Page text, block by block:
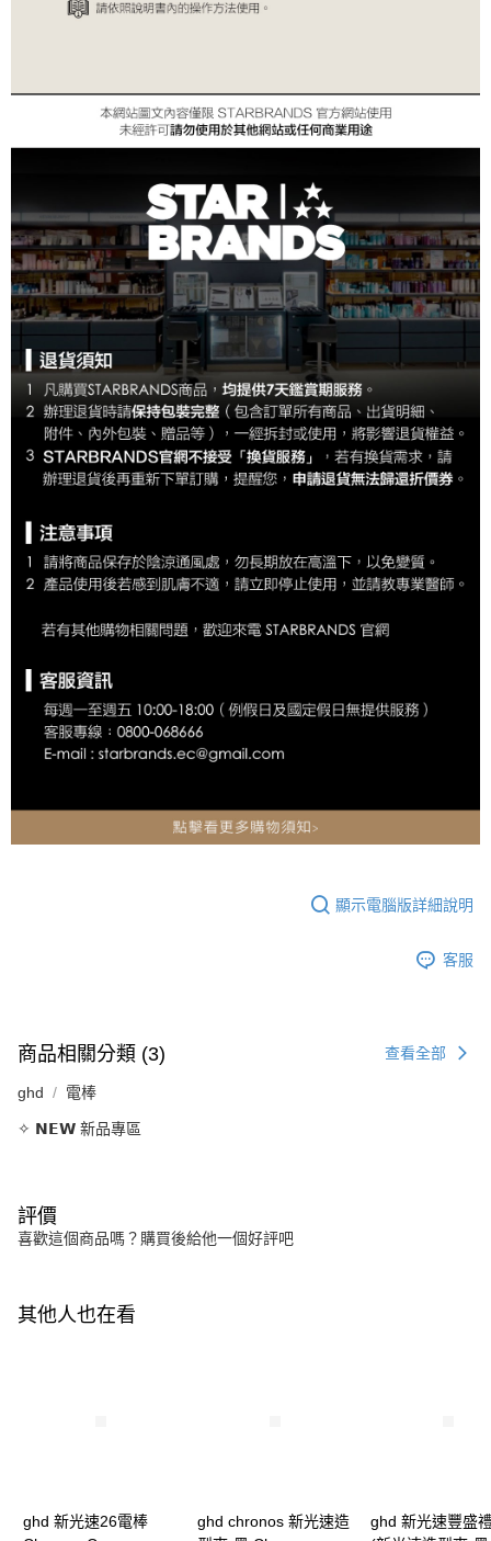
顯示電腦版詳細說明
客服
商品相關分類 (3) 查看全部
ghd 電棒
✧ 𝗡𝗘𝗪 新品專區
評價
喜歡這個商品嗎？購買後給他一個好評吧
其他人也在看
ghd 新光速26電棒
ghd chronos 新光速造
ghd 新光速豐盛